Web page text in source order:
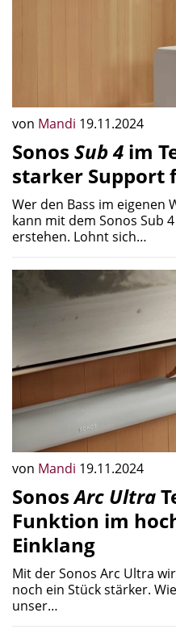
von Mandi 19.11.2024
Sonos Sub 4 im
starker Support
Wer den Bass im eigenen
kann mit dem Sonos Sub
erstehen. Lohnt sich…
von Mandi 19.11.2024
SonosArc Ultra
Funktion im
Einklang
Mit der Sonos Arc Ultra
noch ein Stück stärker.
unser…